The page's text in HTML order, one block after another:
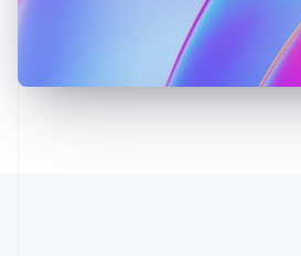
Liechtenstein
DeutschEnglish